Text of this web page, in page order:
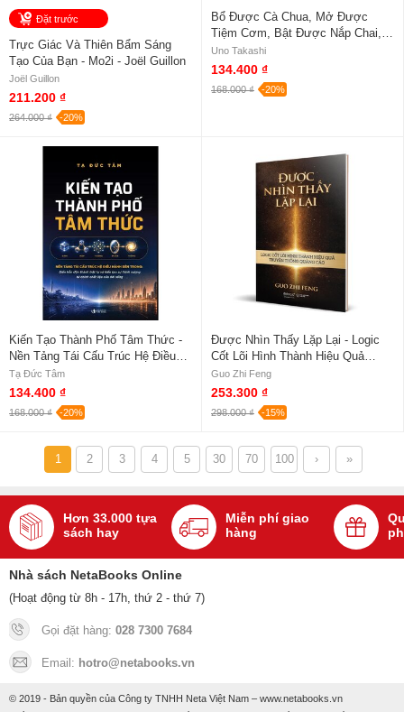
Đặt trước
Trực Giác Và Thiên Bẩm Sáng
Tạo Của Bạn - Mo2i - Joël Guillon
Joël Guillon
211.200 ₫
264.000 ₫ -20%
Bổ Được Cà Chua, Mở Được
Tiệm Cơm, Bật Được Nắp Chai,
Mở Được Quán Nhậu - Takashi
Uno
Uno Takashi
134.400 ₫
168.000 ₫ -20%
Kiến Tạo Thành Phố Tâm Thức -
Nền Tảng Tái Cấu Trúc Hệ Điều
Hành Bên Trong - Tạ Đức Tâm
Tạ Đức Tâm
134.400 ₫
168.000 ₫ -20%
Được Nhìn Thấy Lặp Lại - Logic
Cốt Lõi Hình Thành Hiệu Quả
Truyền Thông Quảng Cáo - Guo
Zhi Feng (Bìa Cứng)
Guo Zhi Feng
253.300 ₫
298.000 ₫ -15%
1 2 3 4 5 30 70 100 › »
Hơn 33.000 tựa
sách hay
Miễn phí giao
hàng
Nhà sách NetaBooks Online
(Hoạt động từ 8h - 17h, thứ 2 - thứ 7)
Gọi đặt hàng: 028 7300 7684
Email: hotro@netabooks.vn
© 2019 - Bản quyền của Công ty TNHH Neta Việt Nam – www.netabooks.vn